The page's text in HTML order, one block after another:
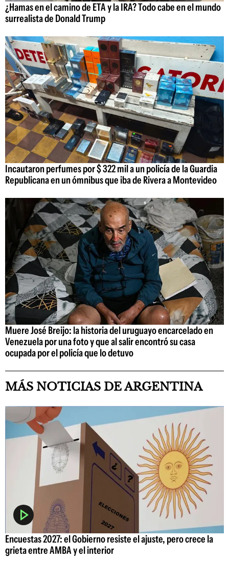
¿Hamas en el camino de ETA y la IRA? Todo cabe en el mundo
surrealista de Donald Trump
Incautaron perfumes por $ 322 mil a un policía de la Guardia
Republicana en un ómnibus que iba de Rivera a Montevideo
Muere José Breijo: la historia del uruguayo encarcelado en
Venezuela por una foto y que al salir encontró su casa
ocupada por el policía que lo detuvo
MÁS NOTICIAS DE ARGENTINA
Encuestas 2027: el Gobierno resiste el ajuste, pero crece la
grieta entre AMBA y el interior